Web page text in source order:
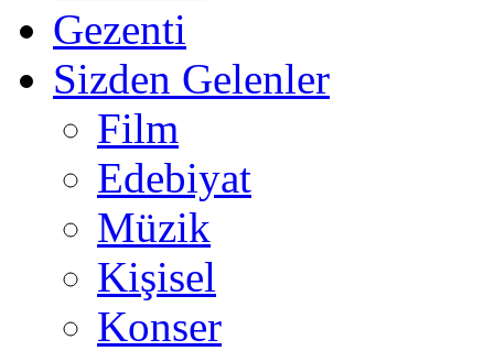
Gezenti
Sizden Gelenler
Film
Edebiyat
Müzik
Kişisel
Konser